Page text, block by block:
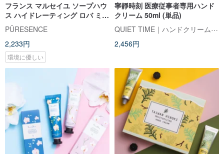
フランス マルセイユ ソープハウ
ス ハイドレーティング ロバ ミル
ク モイスチャライジング ハンド
クリーム 30ml/75ml
PÜRESENCE
2,233円
環境に優しい
寧靜時刻 医療従事者専用ハンド
クリーム 50ml (単品)
QUIET TIME｜ハンドクリームの専門家
2,456円